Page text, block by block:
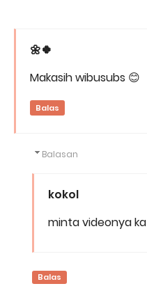
🌼🍀
Makasih wibusubs 😊
Balas
Balasan
kokol
minta videonya ka
Balas